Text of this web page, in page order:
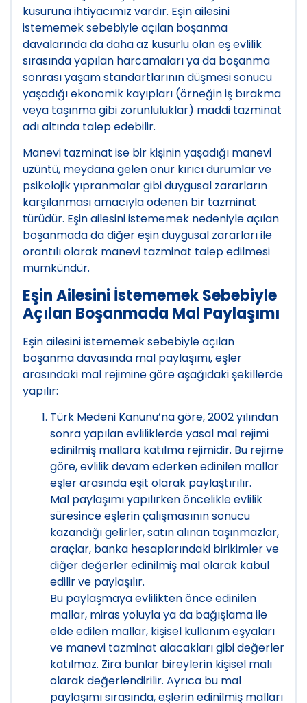
kusuruna ihtiyacımız vardır. Eşin ailesini
istememek sebebiyle açılan boşanma
davalarında da daha az kusurlu olan eş evlilik
sırasında yapılan harcamaları ya da boşanma
sonrası yaşam standartlarının düşmesi sonucu
yaşadığı ekonomik kayıpları (örneğin iş bırakma
veya taşınma gibi zorunluluklar) maddi tazminat
adı altında talep edebilir.
Manevi tazminat ise bir kişinin yaşadığı manevi
üzüntü, meydana gelen onur kırıcı durumlar ve
psikolojik yıpranmalar gibi duygusal zararların
karşılanması amacıyla ödenen bir tazminat
türüdür. Eşin ailesini istememek nedeniyle açılan
boşanmada da diğer eşin duygusal zararları ile
orantılı olarak manevi tazminat talep edilmesi
mümkündür.
Eşin Ailesini İstememek Sebebiyle
Açılan Boşanmada Mal Paylaşımı
Eşin ailesini istememek sebebiyle açılan
boşanma davasında mal paylaşımı, eşler
arasındaki mal rejimine göre aşağıdaki şekillerde
yapılır:
Türk Medeni Kanunu’na göre, 2002 yılından
sonra yapılan evliliklerde yasal mal rejimi
edinilmiş mallara katılma rejimidir. Bu rejime
göre, evlilik devam ederken edinilen mallar
eşler arasında eşit olarak paylaştırılır.
Mal paylaşımı yapılırken öncelikle evlilik
süresince eşlerin çalışmasının sonucu
kazandığı gelirler, satın alınan taşınmazlar,
araçlar, banka hesaplarındaki birikimler ve
diğer değerler edinilmiş mal olarak kabul
edilir ve paylaşılır.
Bu paylaşmaya evlilikten önce edinilen
mallar, miras yoluyla ya da bağışlama ile
elde edilen mallar, kişisel kullanım eşyaları
ve manevi tazminat alacakları gibi değerler
katılmaz. Zira bunlar bireylerin kişisel malı
olarak değerlendirilir. Ayrıca bu mal
paylaşımı sırasında, eşlerin edinilmiş malları